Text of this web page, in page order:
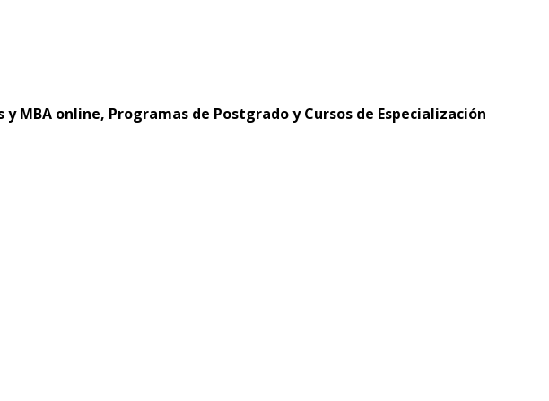
y MBA online, Programas de Postgrado y Cursos de Especialización